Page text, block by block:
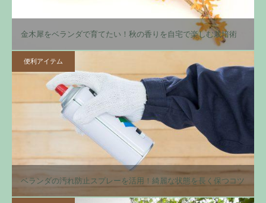
金木犀をベランダで育てたい！秋の香りを自宅で楽しむ栽培術
便利アイテム
ベランダの汚れ防止スプレーを活用！綺麗な状態を長く保つコツ